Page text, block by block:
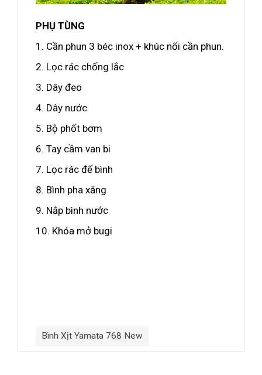
PHỤ TÙNG
1. Cần phun 3 béc inox + khúc nối cần phun.
2. Lọc rác chống lắc
3. Dây đeo
4. Dây nước
5. Bộ phốt bơm
6. Tay cầm van bi
7. Lọc rác đế bình
8. Bình pha xăng
9. Nắp bình nước
10. Khóa mở bugi
Bình Xịt Yamata 768 New